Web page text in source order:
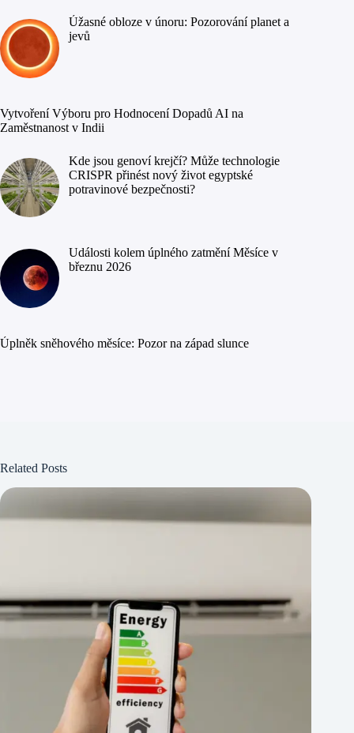
Úžasné obloze v únoru: Pozorování planet a
jevů
Vytvoření Výboru pro Hodnocení Dopadů AI na
Zaměstnanost v Indii
Kde jsou genoví krejčí? Může technologie
CRISPR přinést nový život egyptské
potravinové bezpečnosti?
Události kolem úplného zatmění Měsíce v
březnu 2026
Úplněk sněhového měsíce: Pozor na západ slunce
Related Posts